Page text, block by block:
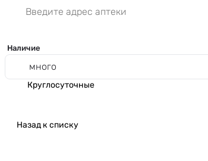
Наличие
много
Круглосуточные
Назад к списку